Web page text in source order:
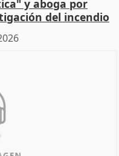
y aboga por
del incendio